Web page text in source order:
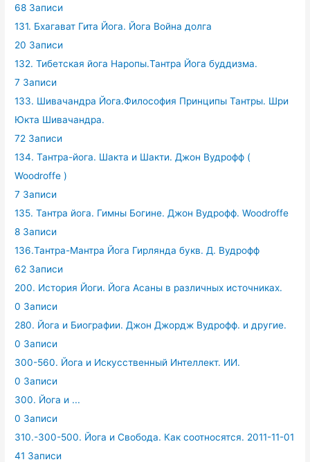
68 Записи
131. Бхагават Гита Йога. Йога Война долга
20 Записи
132. Тибетская йога Наропы.Тантра Йога буддизма.
7 Записи
133. Шивачандра Йога.Философия Принципы Тантры. Шри
Юкта Шивачандра.
72 Записи
134. Тантра-йога. Шакта и Шакти. Джон Вудрофф (
Woodroffe )
7 Записи
135. Тантра йога. Гимны Богине. Джон Вудрофф. Woodroffe
8 Записи
136.Тантра-Мантра Йога Гирлянда букв. Д. Вудрофф
62 Записи
200. История Йоги. Йога Асаны в различных источниках.
0 Записи
280. Йога и Биографии. Джон Джордж Вудрофф. и другие.
0 Записи
300-560. Йога и Искусственный Интеллект. ИИ.
0 Записи
300. Йога и ...
0 Записи
310.-300-500. Йога и Свобода. Как соотносятся. 2011-11-01
41 Записи